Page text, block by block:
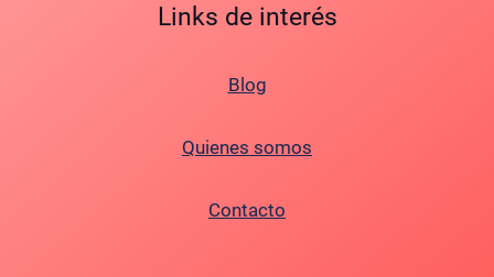
Links de interés
Blog
Quienes somos
Contacto